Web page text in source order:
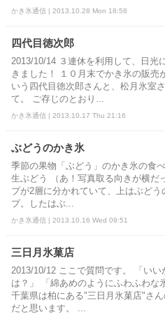
かき氷通信 | 2013.10.28 Mon 18:58
四代目徳次郎
2013/10/14 ３連休を利用して、日光
きました！ １０月末でかき氷の販売
いう四代目徳次郎さんと、松月氷室
て。 ご存じのとおり...
かき氷通信 | 2013.10.17 Thu 21:16
ぶどうのかき氷
季節の果物「ぶどう」のかき氷の食
生ぶどう （あ！写真取る向きが横だ
プが2層に分かれていて、上はぶどう
プ。したはぶ...
かき氷通信 | 2013.10.16 Wed 09:51
三日月氷菓店
2013/10/12 ここで質問です。 「いい
は？」 「綿あめのようにふわふわな
千葉県は柏にある"三日月氷菓店"さ
だと思います。 ...